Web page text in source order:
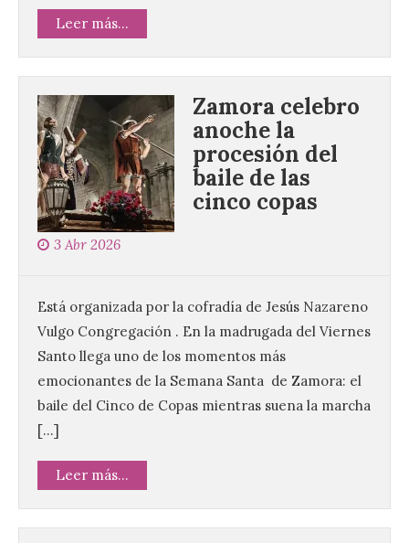
Leer más...
Zamora celebro
anoche la
procesión del
baile de las
cinco copas
3 Abr 2026
Está organizada por la cofradía de Jesús Nazareno
Vulgo Congregación . En la madrugada del Viernes
Santo llega uno de los momentos más
emocionantes de la Semana Santa de Zamora: el
baile del Cinco de Copas mientras suena la marcha
[…]
Leer más...